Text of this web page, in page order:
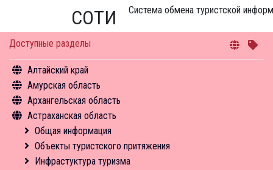
СОТИ Система обмена туристской
Доступные разделы
Алтайский край
Общая информация
Объекты туристского притяжения
Инфрастуктура туризма
Туризм в цифрах
Чем заняться
Средства размещения
Амурская область
Общая информация
Объекты туристского притяжения
Инфрастуктура туризма
Туризм в цифрах
Чем заняться
Архангельская область
Общая информация
Объекты туристского притяжения
Инфрастуктура туризма
Туризм в цифрах
Астраханская область
Общая информация
Объекты туристского притяжения
Инфрастуктура туризма